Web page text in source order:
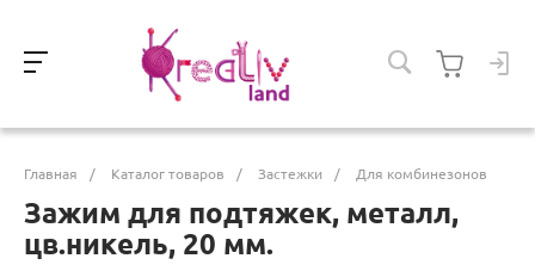
Главная / Каталог товаров / Застежки / Для комбинезонов
Зажим для подтяжек, металл,
цв.никель, 20 мм.